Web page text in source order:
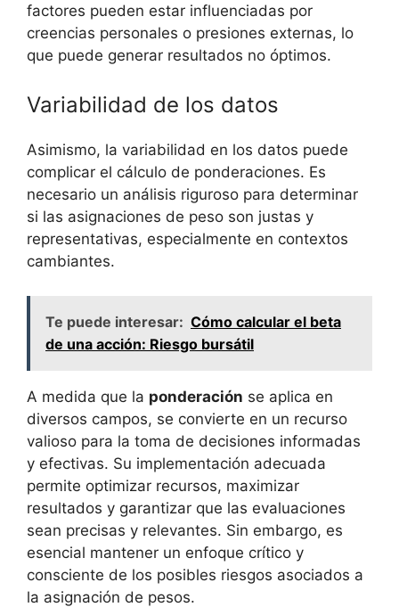
factores pueden estar influenciadas por
creencias personales o presiones externas, lo
que puede generar resultados no óptimos.
Variabilidad de los datos
Asimismo, la variabilidad en los datos puede
complicar el cálculo de ponderaciones. Es
necesario un análisis riguroso para determinar
si las asignaciones de peso son justas y
representativas, especialmente en contextos
cambiantes.
Te puede interesar: Cómo calcular el beta
de una acción: Riesgo bursátil
A medida que la ponderación se aplica en
diversos campos, se convierte en un recurso
valioso para la toma de decisiones informadas
y efectivas. Su implementación adecuada
permite optimizar recursos, maximizar
resultados y garantizar que las evaluaciones
sean precisas y relevantes. Sin embargo, es
esencial mantener un enfoque crítico y
consciente de los posibles riesgos asociados a
la asignación de pesos.